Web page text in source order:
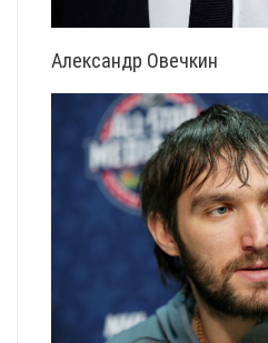
Александр Овечкин